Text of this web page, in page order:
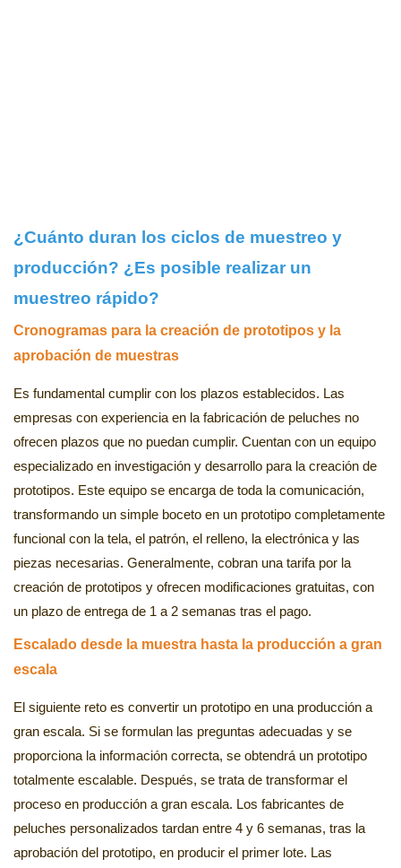
¿Cuánto duran los ciclos de muestreo y
producción? ¿Es posible realizar un
muestreo rápido?
Cronogramas para la creación de prototipos y la
aprobación de muestras
Es fundamental cumplir con los plazos establecidos. Las
empresas con experiencia en la fabricación de peluches no
ofrecen plazos que no puedan cumplir. Cuentan con un equipo
especializado en investigación y desarrollo para la creación de
prototipos. Este equipo se encarga de toda la comunicación,
transformando un simple boceto en un prototipo completamente
funcional con la tela, el patrón, el relleno, la electrónica y las
piezas necesarias. Generalmente, cobran una tarifa por la
creación de prototipos y ofrecen modificaciones gratuitas, con
un plazo de entrega de 1 a 2 semanas tras el pago.
Escalado desde la muestra hasta la producción a gran
escala
El siguiente reto es convertir un prototipo en una producción a
gran escala. Si se formulan las preguntas adecuadas y se
proporciona la información correcta, se obtendrá un prototipo
totalmente escalable. Después, se trata de transformar el
proceso en producción a gran escala. Los fabricantes de
peluches personalizados tardan entre 4 y 6 semanas, tras la
aprobación del prototipo, en producir el primer lote. Las